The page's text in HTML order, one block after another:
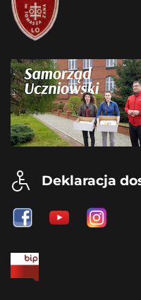
Deklaracja